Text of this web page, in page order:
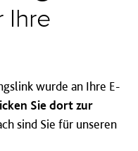
Ihre
wurde an Ihre E-
Sie dort zur
sind Sie für unseren